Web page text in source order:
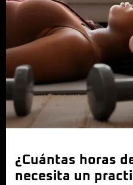
¿Cuántas horas
necesita un